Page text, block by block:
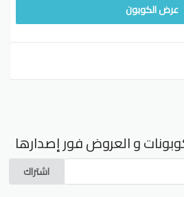
عرض الكوبون
و العروض فور إصدارها
اشتراك